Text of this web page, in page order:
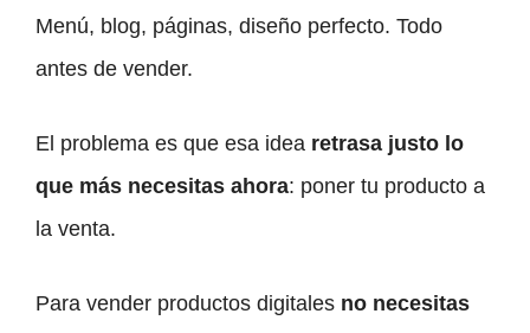
Menú, blog, páginas, diseño perfecto. Todo
antes de vender.
El problema es que esa idea retrasa justo lo
que más necesitas ahora: poner tu producto a
la venta.
Para vender productos digitales no necesitas